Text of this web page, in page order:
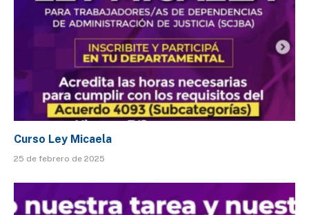
Curso Ley Micaela
25 de febrero de 2025